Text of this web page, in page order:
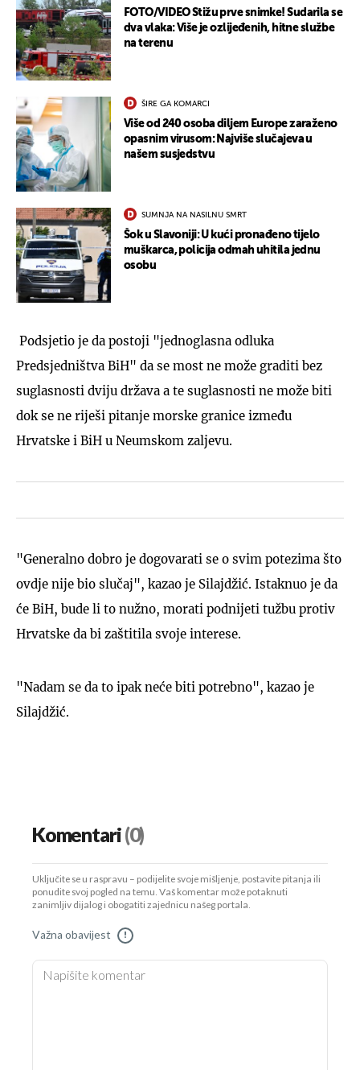
FOTO/VIDEO Stižu prve snimke! Sudarila se
dva vlaka: Više je ozlijeđenih, hitne službe
na terenu
ŠIRE GA KOMARCI
Više od 240 osoba diljem Europe zaraženo
opasnim virusom: Najviše slučajeva u
našem susjedstvu
SUMNJA NA NASILNU SMRT
Šok u Slavoniji: U kući pronađeno tijelo
muškarca, policija odmah uhitila jednu
osobu
Podsjetio je da postoji "jednoglasna odluka
Predsjedništva BiH" da se most ne može graditi bez
suglasnosti dviju država a te suglasnosti ne može biti
dok se ne riješi pitanje morske granice između
Hrvatske i BiH u Neumskom zaljevu.
"Generalno dobro je dogovarati se o svim potezima što
ovdje nije bio slučaj", kazao je Silajdžić. Istaknuo je da
će BiH, bude li to nužno, morati podnijeti tužbu protiv
Hrvatske da bi zaštitila svoje interese.
"Nadam se da to ipak neće biti potrebno", kazao je
Silajdžić.
Komentari(0)
Uključite se u raspravu – podijelite svoje mišljenje, postavite pitanja ili
ponudite svoj pogled na temu. Vaš komentar može potaknuti
zanimljiv dijalog i obogatiti zajednicu našeg portala.
Važna obavijest !